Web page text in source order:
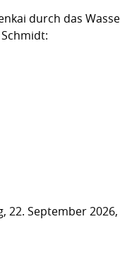
durch das
September